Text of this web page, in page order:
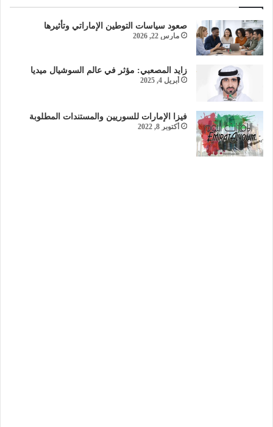
صعود سياسات التوطين الإماراتي وتأثيرها
مارس 22, 2026
زايد المصعبي: مؤثر في عالم السوشيال ميديا
أبريل 4, 2025
فيزا الإمارات للسوريين والمستندات المطلوبة
أكتوبر 8, 2022